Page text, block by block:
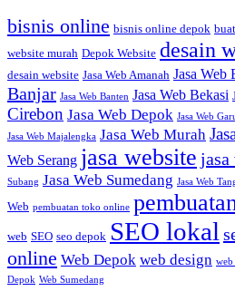
bisnis online bisnis online depok
website murah Depok Website desain
desain website Jasa Web Amanah Jasa Web
Banjar Jasa Web Banten Jasa Web Bekasi
Cirebon Jasa Web Depok Jasa Web
Jasa Web Majalengka Jasa Web Murah
Web Serang jasa website jasa
Subang Jasa Web Sumedang Jasa Web
Web pembuatan toko online
web SEO seo depok SEO lokal
online Web Depok web design web
Depok Web Sumedang